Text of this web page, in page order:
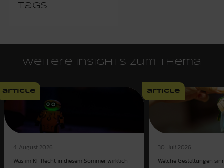
Tags
Weitere Insights zum Thema
article
4. August 2026
Was im KI-Recht in diesem Sommer wirklich
article
30. Juli 2026
Welche Gestaltungen